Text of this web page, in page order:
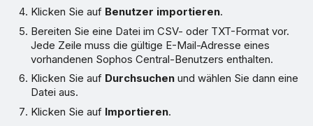
Klicken Sie auf Benutzer importieren.
Bereiten Sie eine Datei im CSV- oder TXT-Format vor.
Jede Zeile muss die gültige E-Mail-Adresse eines
vorhandenen Sophos Central-Benutzers enthalten.
Klicken Sie auf Durchsuchen und wählen Sie dann eine
Datei aus.
Klicken Sie auf Importieren.